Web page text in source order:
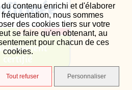
contenu enrichi et d'élaborer
nous sommes
des cookies tiers sur votre
se faire qu'en obtenant, au
pour chacun de ces
cookies.
Tout refuser Personnaliser